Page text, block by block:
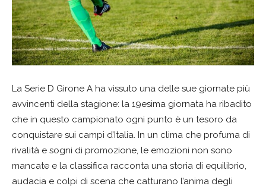
La Serie D Girone A ha vissuto una delle sue giornate più
avvincenti della stagione: la 19esima giornata ha ribadito
che in questo campionato ogni punto è un tesoro da
conquistare sui campi d’Italia. In un clima che profuma di
rivalità e sogni di promozione, le emozioni non sono
mancate e la classifica racconta una storia di equilibrio,
audacia e colpi di scena che catturano l’anima degli